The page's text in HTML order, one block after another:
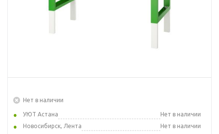
Нет в наличии
УЮТ Астана
Нет в наличии
Новосибирск, Лента
Нет в наличии